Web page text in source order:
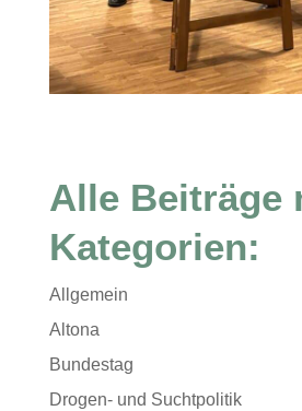
Alle Beiträge
Kategorien:
Allgemein
Altona
Bundestag
Drogen- und Suchtpolitik